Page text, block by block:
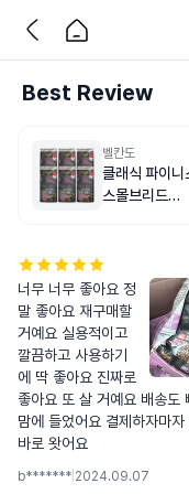
Best Review
벨칸도
클래식 파이니
스몰브리드
너무 너무 좋아요 정
말 좋아요 재구매할
거예요 실용적이고
깔끔하고 사용하기
에 딱 좋아요 진짜로
좋아요 또 살 거예요 배송도
맘에 들었어요 결제하자마
바로 왓어요
b******* 2024.09.07